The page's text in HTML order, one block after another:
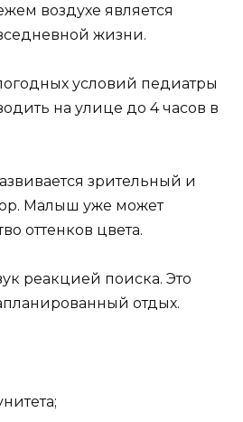
воздухе является
жизни.
условий педиатры
на улице до 4 часов в
зрительный и
Малыш уже может
оттенков цвета.
реакцией поиска. Это
отдых.